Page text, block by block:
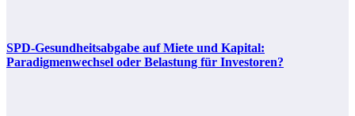
SPD-Gesundheitsabgabe auf Miete und Kapital:
Paradigmenwechsel oder Belastung für Investoren?